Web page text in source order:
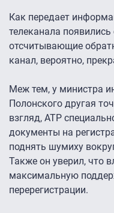
Как передает
телеканала
отсчитывающие
канал, вероятно,
Меж тем, у министра
Полонского другая
взгляд, АТР
документы на
поднять шумиху
Также он уверил, что
максимальную
перерегистрации.